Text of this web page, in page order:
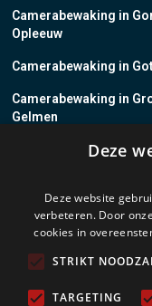
Camerabewaking in
Opleeuw
Camerabewaking in
Camerabewaking in
Gelmen
Camerabewaking in
Camerabewaking in
Brogel
Camerabewaking in
Spouwen
Camerabewaking in
Deze
Deze website
verbeteren. Door
cookies in
STRIKT
TARGETING